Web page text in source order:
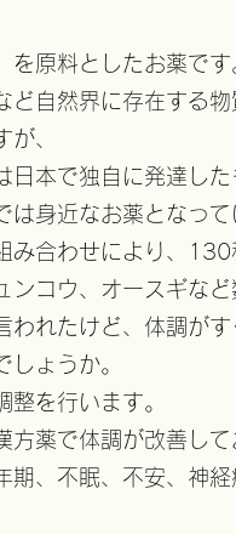
原料としたお薬です
自然界に存在する
が、
本で独自に発達した
身近なお薬となって
合わせにより、130
コウ、オースギな
われたけど、体調がす
ょうか。
整を行います。
薬で体調が改善して
、不眠、不安、神